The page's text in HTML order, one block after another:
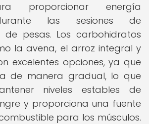
proporcionar energía
las sesiones de
de pesas. Los carbohidratos
la avena, el arroz integral y
excelentes opciones, ya que
de manera gradual, lo que
niveles estables de
y proporciona una fuente
para los músculos.